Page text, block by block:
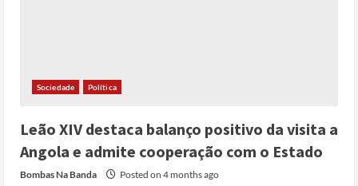
Sociedade Política
Leão XIV destaca balanço positivo da visita a
Angola e admite cooperação com o Estado
Bombas Na Banda Posted on 4 months ago